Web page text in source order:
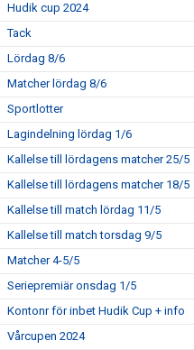
Hudik cup 2024
Tack
Lördag 8/6
Matcher lördag 8/6
Sportlotter
Lagindelning lördag 1/6
Kallelse till lördagens matcher 25/5
Kallelse till lördagens matcher 18/5
Kallelse till match lördag 11/5
Kallelse till match torsdag 9/5
Matcher 4-5/5
Seriepremiär onsdag 1/5
Kontonr för inbet Hudik Cup + info
Vårcupen 2024